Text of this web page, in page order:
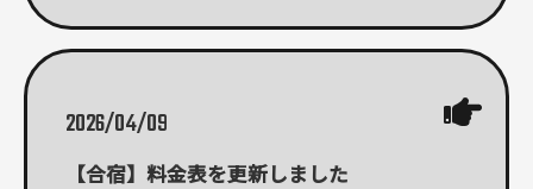
2026/04/09
【合宿】料金表を更新しました